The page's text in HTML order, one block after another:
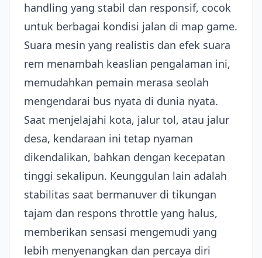
handling yang stabil dan responsif, cocok
untuk berbagai kondisi jalan di map game.
Suara mesin yang realistis dan efek suara
rem menambah keaslian pengalaman ini,
memudahkan pemain merasa seolah
mengendarai bus nyata di dunia nyata.
Saat menjelajahi kota, jalur tol, atau jalur
desa, kendaraan ini tetap nyaman
dikendalikan, bahkan dengan kecepatan
tinggi sekalipun. Keunggulan lain adalah
stabilitas saat bermanuver di tikungan
tajam dan respons throttle yang halus,
memberikan sensasi mengemudi yang
lebih menyenangkan dan percaya diri